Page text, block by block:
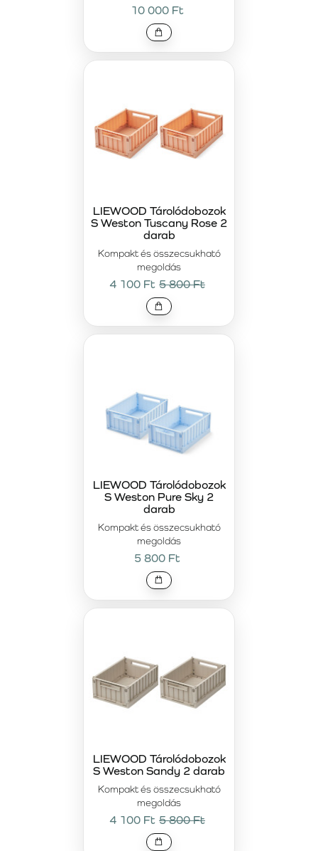
10 000 Ft
Kompakt és összecsukható
megoldás
LIEWOOD Tárolódobozok
S Weston Tuscany Rose 2
darab
4 100 Ft 5 800 Ft
Kompakt és összecsukható
megoldás
LIEWOOD Tárolódobozok
S Weston Pure Sky 2
darab
5 800 Ft
Kompakt és összecsukható
megoldás
LIEWOOD Tárolódobozok
S Weston Sandy 2 darab
4 100 Ft 5 800 Ft